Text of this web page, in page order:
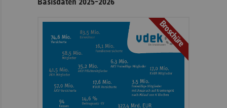
Basisdaten 2025-2026
Broschüre